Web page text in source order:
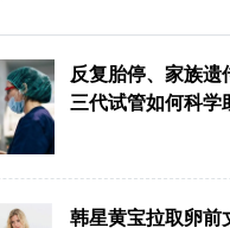
反复胎停、家族遗
三代试管如何科学
韩星黄宝拉取卵前